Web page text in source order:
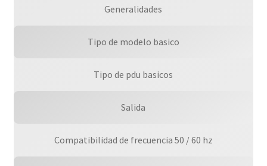
Generalidades
Tipo de modelo basico
Tipo de pdu basicos
Salida
Compatibilidad de frecuencia 50 / 60 hz